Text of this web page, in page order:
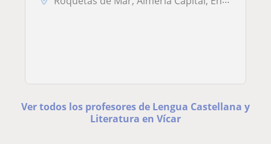
Ver todos los profesores de Lengua Castellana y
Literatura en Vícar